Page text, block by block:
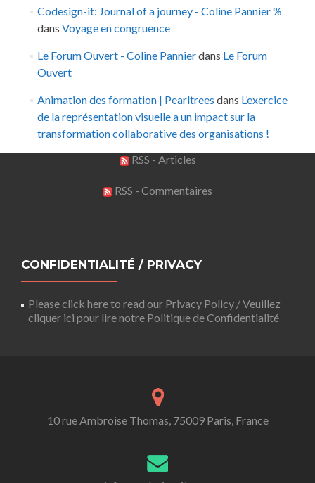
Codesign-it: Journal of a journey - Coline Pannier %
dans Voyage en congruence
Le Forum Ouvert - Coline Pannierdans Le Forum
Ouvert
Animation des formation | Pearltrees dans L’exercice
de la représentation visuelle a un impact sur la
transformation collaborative des organisations !
RSS - Articles
RSS - Commentaires
CONFIDENTIALITÉ / PRIVACY
Please click here to read our Privacy Policy / Veuillez
cliquer ici pour lire notre Politique de Confidentialité
10 rue Ambroise Thomas, 75009 Paris, France